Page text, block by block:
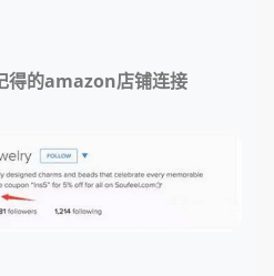
得的amazon店铺连接